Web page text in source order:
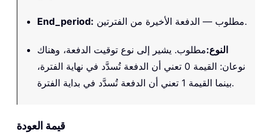
End_period: مطلوب — الدفعة الأخيرة من الفترتين.
النوع:مطلوب. يشير إلى نوع توقيت الدفعة، وهناك
نوعان: القيمة 0 تعني أن الدفعة تُسدَّد في نهاية الفترة،
بينما القيمة 1 تعني أن الدفعة تُسدَّد في بداية الفترة.
قيمة العودة